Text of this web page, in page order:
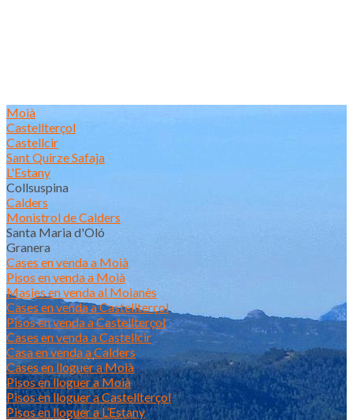
Moià
Castellterçol
Castellcir
Sant Quirze Safaja
L'Estany
Collsuspina
Calders
Monistrol de Calders
Santa Maria d'Oló
Granera
Cases en venda a Moià
Pisos en venda a Moià
Masies en venda al Moianès
Cases en venda a Castellterçol
Pisos en venda a Castellterçol
Cases en venda a Castellcir
Casa en venda a Calders
Cases en lloguer a Moià
Pisos en lloguer a Moià
Pisos en lloguer a Castellterçol
Pisos en lloguer a L’Estany